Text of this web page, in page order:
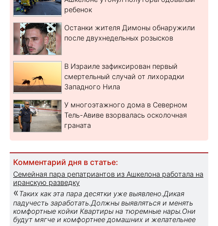
ребенок
Останки жителя Димоны обнаружили
после двухнедельных розысков
В Израиле зафиксирован первый
смертельный случай от лихорадки
Западного Нила
У многоэтажного дома в Северном
Тель-Авиве взорвалась осколочная
граната
Комментарий дня в статье:
Семейная пара репатриантов из Ашкелона работала на
иранскую разведку
«Таких как эта пара десятки уже выявлено.Дикая
падучесть заработать.Должны выявляться и менять
комфортные койки Квартиры на тюремные нары.Они
будут мягче и комфортнее домашних и желательнее